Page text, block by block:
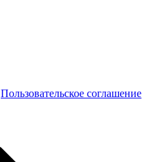
Пользовательское соглашение